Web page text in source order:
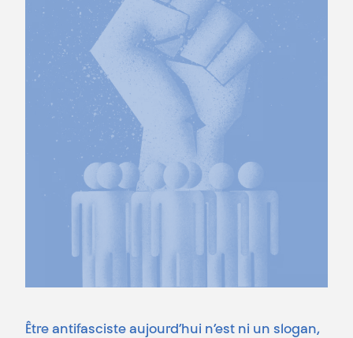
Être antifasciste aujourd’hui n’est ni un slogan,